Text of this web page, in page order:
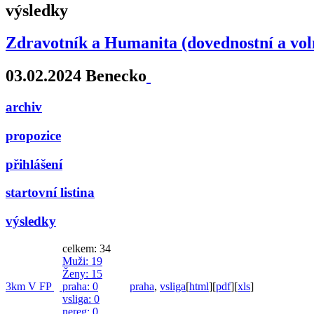
výsledky
Zdravotník a Humanita (dovednostní a
03.02.2024 Benecko
archiv
propozice
přihlášení
startovní listina
výsledky
3km V FP
celkem: 34
Muži: 19
Ženy: 15
praha: 0
vsliga: 0
nereg: 0
praha, vsliga[html][pdf][xls]